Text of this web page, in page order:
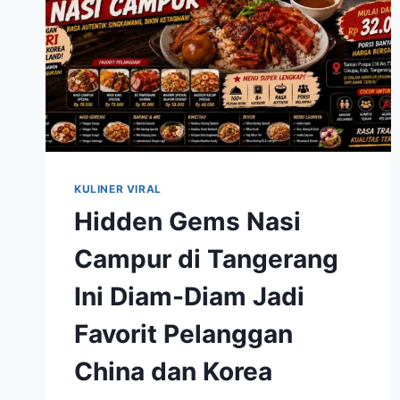
KULINER VIRAL
Hidden Gems Nasi
Campur di Tangerang
Ini Diam-Diam Jadi
Favorit Pelanggan
China dan Korea